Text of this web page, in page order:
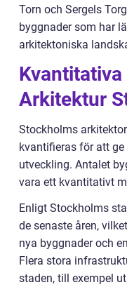
Torn och Sergels
byggnader som har
arkitektoniska
Arkitektur
Stockholms
kvantifieras för att
utveckling. Antalet
vara ett kvantitativt
Enligt Stockholms
de senaste åren,
nya byggnader och
Flera stora
staden, till exempel